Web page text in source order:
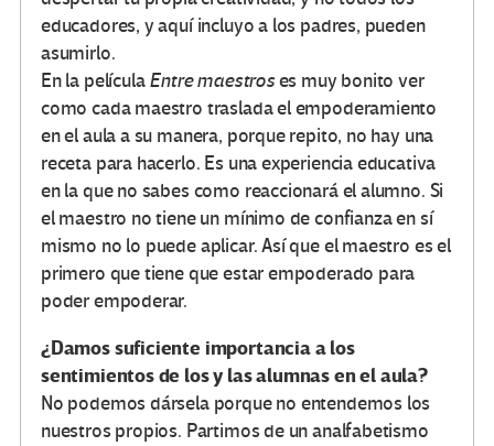
educadores, y aquí incluyo a los padres, pueden
asumirlo.
En la películaEntre maestroses muy bonito ver
como cada maestro traslada el empoderamiento
en el aula a su manera, porque repito, no hay una
receta para hacerlo. Es una experiencia educativa
en la que no sabes como reaccionará el alumno. Si
el maestro no tiene un mínimo de confianza en sí
mismo no lo puede aplicar. Así que el maestro es el
primero que tiene que estar empoderado para
poder empoderar.
¿Damos suficiente importancia a los
sentimientos de los y las alumnas en el aula?
No podemos dársela porque no entendemos los
nuestros propios. Partimos de un analfabetismo